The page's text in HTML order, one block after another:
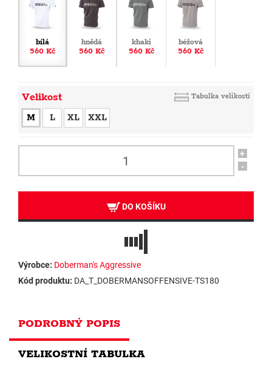
bílá
560 Kč
hnědá
560 Kč
khaki
560 Kč
béžová
560 Kč
Velikost Tabulka velikostí
M L XL XXL
+
-
DO KOŠÍKU
Výrobce: Doberman's Aggressive
Kód produktu: DA_T_DOBERMANSOFFENSIVE-TS180
PODROBNÝ POPIS
VELIKOSTNÍ TABULKA